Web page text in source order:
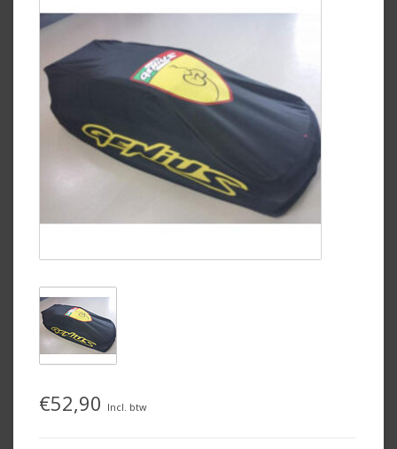
€52,90 Incl. btw